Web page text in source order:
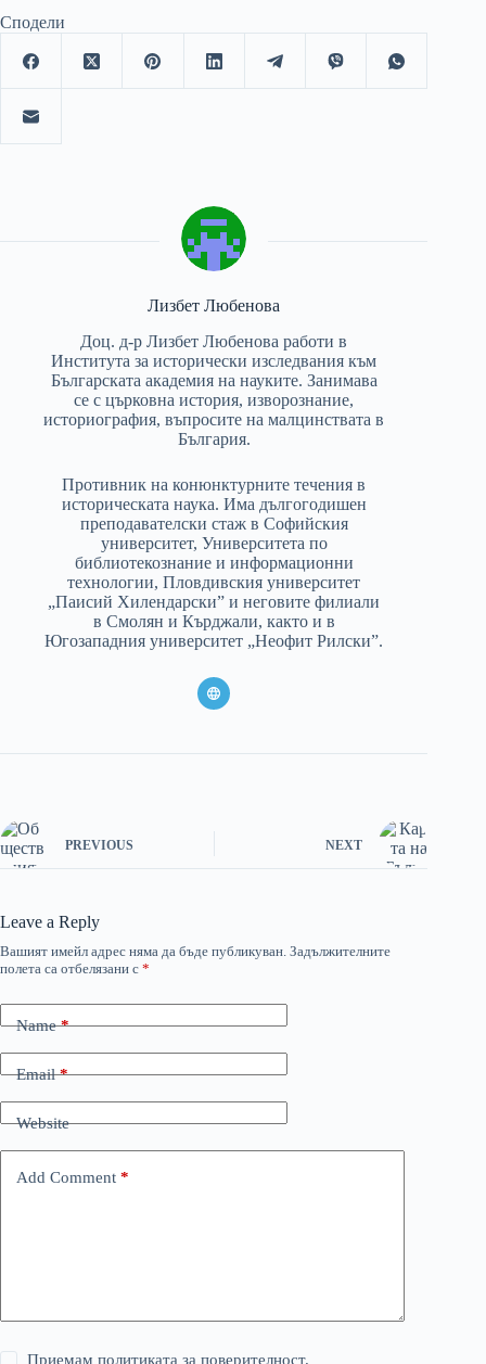
Сподели
Лизбет Любенова
Доц. д-р Лизбет Любенова работи в
Института за исторически изследвания към
Българската академия на науките. Занимава
се с църковна история, изворознание,
историография, въпросите на малцинствата в
България.
Противник на конюнктурните течения в
историческата наука. Има дългогодишен
преподавателски стаж в Софийския
университет, Университета по
библиотекознание и информационни
технологии, Пловдивския университет
„Паисий Хилендарски” и неговите филиали
в Смолян и Кърджали, както и в
Югозападния университет „Неофит Рилски”.
PREVIOUS NEXT
Leave a Reply
Вашият имейл адрес няма да бъде публикуван. Задължителните
полета са отбелязани с *
Name*
Email*
Website
Add Comment *
Приемам политиката за поверителност.